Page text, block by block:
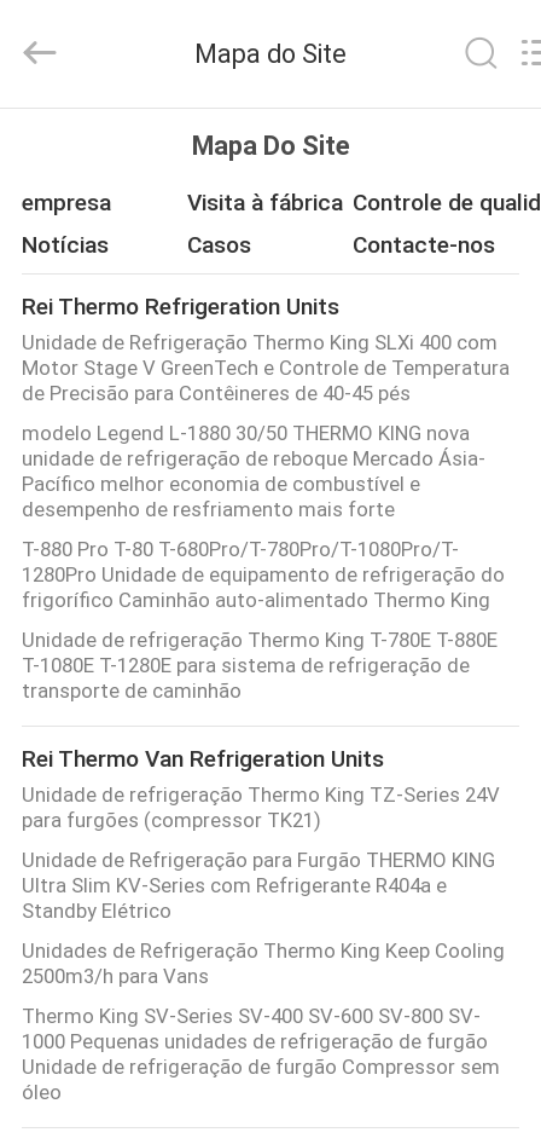
PRODUTOS
SOBRE
NÓS
VISITA
FÁBRICA
CONTROLE
DE
QUALIDADE
CONTACTE-
NOS
NOTÍCIAS
CASOS
MAPA
DO
SITE
INDUSTRY
Rights
Mapa do Site
Mapa Do Site
empresa Visita à fábrica Controle de
Notícias
Casos Contacte-nos
Rei Thermo Refrigeration Units
Unidade de Refrigeração Thermo King SLXi 400 com
Motor Stage V GreenTech e Controle de Temperatura
de Precisão para Contêineres de 40-45 pés
modelo Legend L-1880 30/50 THERMO KING nova
unidade de refrigeração de reboque Mercado Ásia-
Pacífico melhor economia de combustível e
desempenho de resfriamento mais forte
T-880 Pro T-80 T-680Pro/T-780Pro/T-1080Pro/T-
1280Pro Unidade de equipamento de refrigeração do
frigorífico Caminhão auto-alimentado Thermo King
Unidade de refrigeração Thermo King T-780E T-880E
T-1080E T-1280E para sistema de refrigeração de
transporte de caminhão
Rei Thermo Van Refrigeration Units
Unidade de refrigeração Thermo King TZ-Series 24V
para furgões (compressor TK21)
Unidade de Refrigeração para Furgão THERMO KING
Ultra Slim KV-Series com Refrigerante R404a e
Standby Elétrico
Unidades de Refrigeração Thermo King Keep Cooling
2500m3/h para Vans
Thermo King SV-Series SV-400 SV-600 SV-800 SV-
1000 Pequenas unidades de refrigeração de furgão
Unidade de refrigeração de furgão Compressor sem
óleo